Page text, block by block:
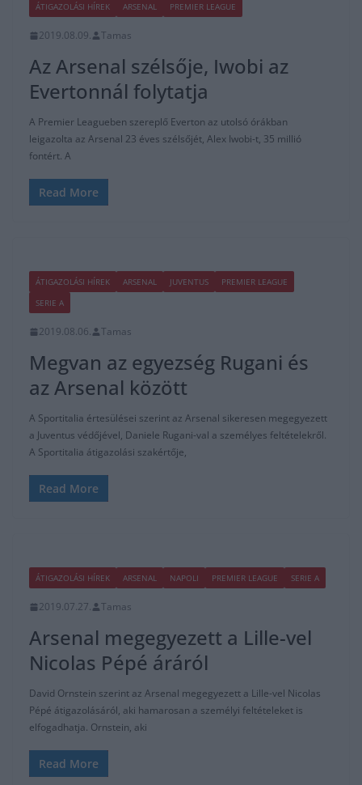
ÁTIGAZOLÁSI HÍREK ARSENAL PREMIER LEAGUE
2019.08.09. Tamas
Az Arsenal szélsője, Iwobi az
Evertonnál folytatja
A Premier Leagueben szereplő Everton az utolsó órákban
leigazolta az Arsenal 23 éves szélsőjét, Alex Iwobi-t, 35 millió
fontért. A
Read More
ÁTIGAZOLÁSI HÍREK ARSENAL JUVENTUS
PREMIER LEAGUE
SERIE A
2019.08.06. Tamas
Megvan az egyezség Rugani és
az Arsenal között
A Sportitalia értesülései szerint az Arsenal sikeresen megegyezett
a Juventus védőjével, Daniele Rugani-val a személyes feltételekről.
A Sportitalia átigazolási szakértője,
Read More
ÁTIGAZOLÁSI HÍREK ARSENAL NAPOLI PREMIER LEAGUE SERIE A
2019.07.27. Tamas
Arsenal megegyezett a Lille-vel
Nicolas Pépé áráról
David Ornstein szerint az Arsenal megegyezett a Lille-vel Nicolas
Pépé átigazolásáról, aki hamarosan a személyi feltételeket is
elfogadhatja. Ornstein, aki
Read More